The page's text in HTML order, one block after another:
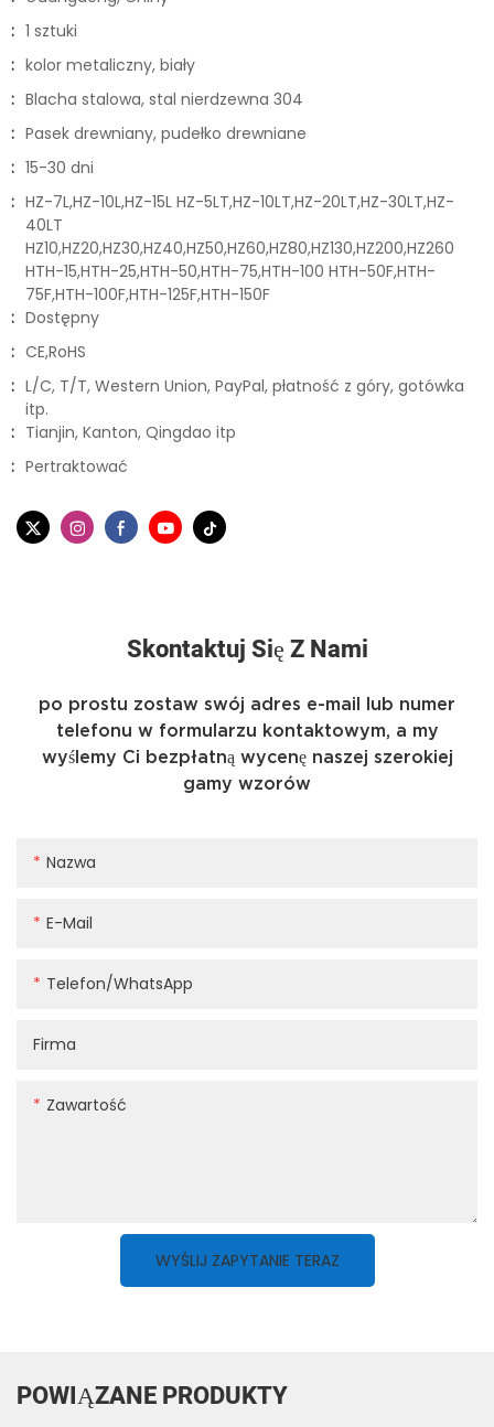
: 1 sztuki
: kolor metaliczny, biały
: Blacha stalowa, stal nierdzewna 304
: Pasek drewniany, pudełko drewniane
: 15-30 dni
: HZ-7L,HZ-10L,HZ-15L HZ-5LT,HZ-10LT,HZ-20LT,HZ-30LT,HZ-
40LT
HZ10,HZ20,HZ30,HZ40,HZ50,HZ60,HZ80,HZ130,HZ200,HZ260
HTH-15,HTH-25,HTH-50,HTH-75,HTH-100 HTH-50F,HTH-
75F,HTH-100F,HTH-125F,HTH-150F
: Dostępny
: CE,RoHS
: L/C, T/T, Western Union, PayPal, płatność z góry, gotówka
itp.
: Tianjin, Kanton, Qingdao itp
: Pertraktować
Skontaktuj Się Z Nami
po prostu zostaw swój adres e-mail lub numer
telefonu w formularzu kontaktowym, a my
wyślemy Ci bezpłatną wycenę naszej szerokiej
gamy wzorów
Nazwa
E-Mail
Telefon/WhatsApp
Firma
Zawartość
WYŚLIJ ZAPYTANIE TERAZ
POWIĄZANE PRODUKTY